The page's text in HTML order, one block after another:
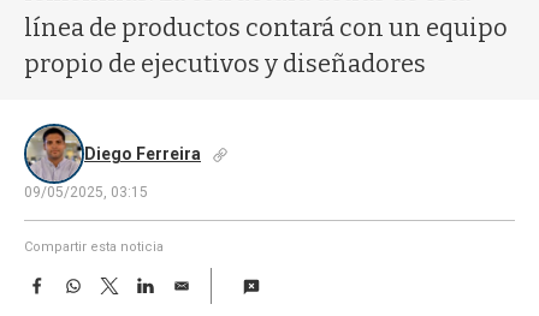
línea de productos contará con un equipo
propio de ejecutivos y diseñadores
Diego Ferreira
09/05/2025, 03:15
Compartir esta noticia
F
W
T
w
L
E